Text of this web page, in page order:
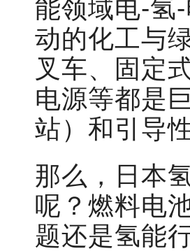
能领域电-氢
动的化工与
叉车、固定
电源等都是
站）和引导
那么，日本
呢？燃料电
题还是氢能